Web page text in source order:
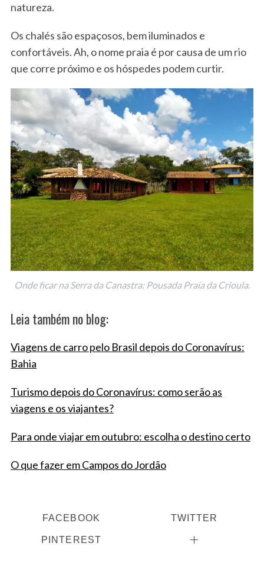
natureza.
Os chalés são espaçosos, bem iluminados e
confortáveis. Ah, o nome praia é por causa de um rio
que corre próximo e os hóspedes podem curtir.
Onde ficar na Serra da Canastra: Pousada Praia da Crioula.
Leia também no blog:
Viagens de carro pelo Brasil depois do Coronavírus:
Bahia
Turismo depois do Coronavírus: como serão as
viagens e os viajantes?
Para onde viajar em outubro: escolha o destino certo
O que fazer em Campos do Jordão
FACEBOOK TWITTER
PINTEREST